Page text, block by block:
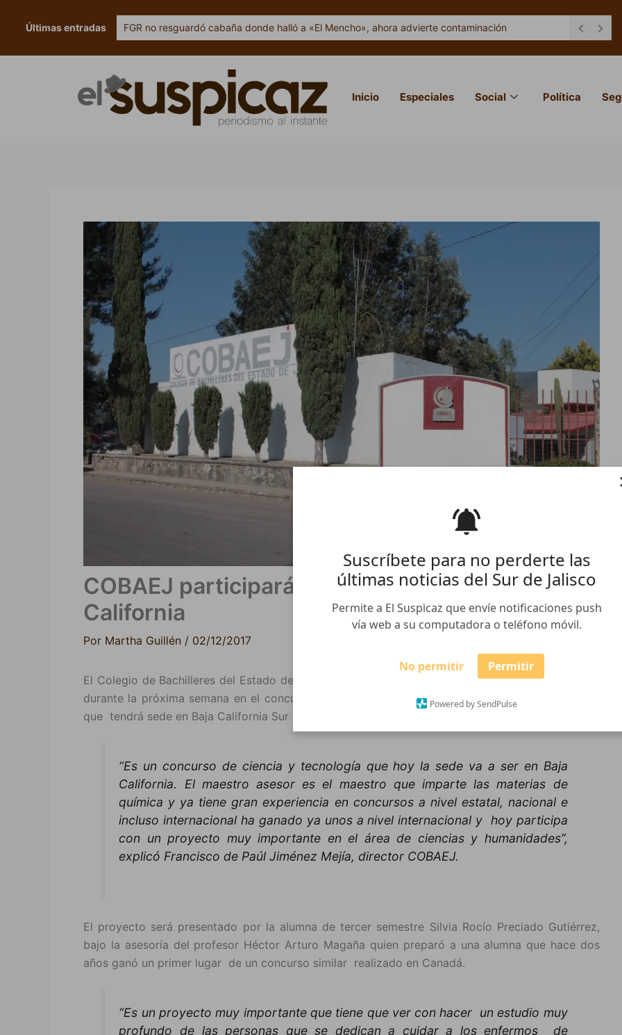
Suscríbete para no perderte las
últimas noticias del Sur de Jalisco
Permite a El Suspicaz que envíe notificaciones push
vía web a su computadora o teléfono móvil.
No permitir Permitir
Powered by SendPulse
Últimas entradas FGR no resguardó cabaña donde halló a «El Mencho», ahora advierte contaminación
Inicio Especiales Social Política
COBAEJ participará en concurso en Baja
California
Por Martha Guillén / 02/12/2017
El Colegio de Bachilleres del Estado de Jalisco plantel número tres de Gómez Farías, participará
durante la próxima semana en el concurso que lleva por nombre “Expo-ciencias Nacional 2017”
que tendrá sede en Baja California Sur con el proyecto “Cuidando a los cuidadores”
“Es un concurso de ciencia y tecnología que hoy la sede va a ser en Baja
California. El maestro asesor es el maestro que imparte las materias de
química y ya tiene gran experiencia en concursos a nivel estatal, nacional e
incluso internacional ha ganado ya unos a nivel internacional y hoy participa
con un proyecto muy importante en el área de ciencias y humanidades”,
explicó Francisco de Paúl Jiménez Mejía, director COBAEJ.
El proyecto será presentado por la alumna de tercer semestre Silvia Rocío Preciado Gutiérrez,
bajo la asesoría del profesor Héctor Arturo Magaña quien preparó a una alumna que hace dos
años ganó un primer lugar de un concurso similar realizado en Canadá.
“Es un proyecto muy importante que tiene que ver con hacer un estudio muy
profundo de las personas que se dedican a cuidar a los enfermos de